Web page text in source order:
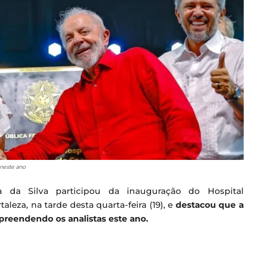
ano
da Silva participou da inauguração do Hospital
na tarde desta quarta-feira (19), e destacou que a
os analistas este ano.